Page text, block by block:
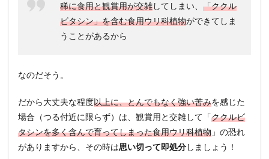
稀に食用と観賞用が交雑してしまい、 「ククル
ビタシン」を含む食用ウリ科植物ができてしま
うことがあるから
なのだそう。
だから大丈夫な程度以上に、とんでもなく強い苦みを感じた
場合（つる付近に限らず）は、観賞用と交雑して「ククルビ
タシンを多く含んで育ってしまった食用ウリ科植物 」の恐れ
がありますから、その時は思い切って即処分しましょう！